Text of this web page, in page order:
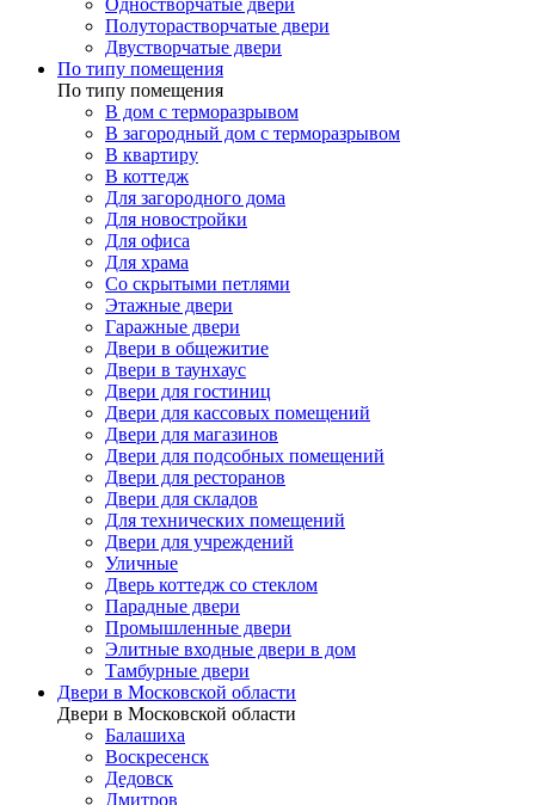
Одностворчатые двери
Полуторастворчатые двери
Двустворчатые двери
По типу помещения
По типу помещения
В дом с терморазрывом
В загородный дом с терморазрывом
В квартиру
В коттедж
Для загородного дома
Для новостройки
Для офиса
Для храма
Со скрытыми петлями
Этажные двери
Гаражные двери
Двери в общежитие
Двери в таунхаус
Двери для гостиниц
Двери для кассовых помещений
Двери для магазинов
Двери для подсобных помещений
Двери для ресторанов
Двери для складов
Для технических помещений
Двери для учреждений
Уличные
Дверь коттедж со стеклом
Парадные двери
Промышленные двери
Элитные входные двери в дом
Тамбурные двери
Двери в Московской области
Двери в Московской области
Балашиха
Воскресенск
Дедовск
Дмитров